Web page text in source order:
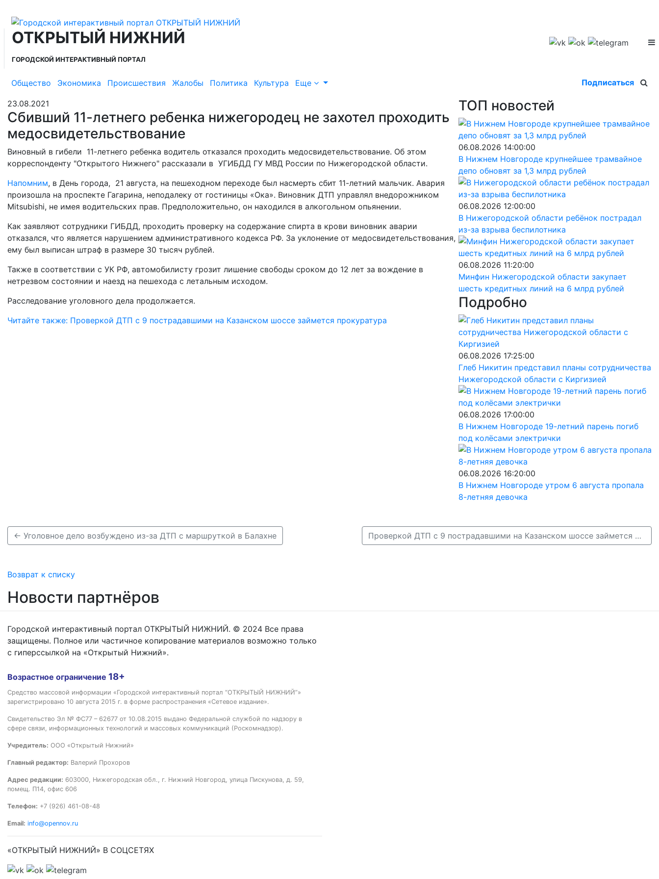
ОТКРЫТЫЙ НИЖНИЙ
ГОРОДСКОЙ ИНТЕРАКТИВНЫЙ ПОРТАЛ
Общество Экономика Происшествия Жалобы Политика Культура Еще Подписаться
23.08.2021
Сбивший 11-летнего ребенка нижегородец не захотел проходить
медосвидетельствование
Виновный в гибели 11-летнего ребенка водитель отказался проходить медосвидетельствование. Об этом
корреспонденту "Открытого Нижнего" рассказали в УГИБДД ГУ МВД России по Нижегородской области.
Напомним, в День города, 21 августа, на пешеходном переходе был насмерть сбит 11-летний мальчик. Авария
произошла на проспекте Гагарина, неподалеку от гостиницы «Ока». Виновник ДТП управлял внедорожником
Mitsubishi, не имея водительских прав. Предположительно, он находился в алкогольном опьянении.
Как заявляют сотрудники ГИБДД, проходить проверку на содержание спирта в крови виновник аварии
отказался, что является нарушением административного кодекса РФ. За уклонение от медосвидетельствования,
ему был выписан штраф в размере 30 тысяч рублей.
Также в соответствии с УК РФ, автомобилисту грозит лишение свободы сроком до 12 лет за вождение в
нетрезвом состоянии и наезд на пешехода с летальным исходом.
Расследование уголовного дела продолжается.
Читайте также: Проверкой ДТП с 9 пострадавшими на Казанском шоссе займется прокуратура
ТОП новостей
06.08.2026 14:00:00
В Нижнем Новгороде крупнейшее трамвайное
депо обновят за 1,3 млрд рублей
06.08.2026 12:00:00
В Нижегородской области ребёнок пострадал
из-за взрыва беспилотника
06.08.2026 11:20:00
Минфин Нижегородской области закупает
шесть кредитных линий на 6 млрд рублей
Подробно
06.08.2026 17:25:00
Глеб Никитин представил планы сотрудничества
Нижегородской области с Киргизией
06.08.2026 17:00:00
В Нижнем Новгороде 19-летний парень погиб
под колёсами электрички
06.08.2026 16:20:00
В Нижнем Новгороде утром 6 августа пропала
8-летняя девочка
← Уголовное дело возбуждено из-за ДТП с маршруткой в Балахне Проверкой ДТП с 9 пострадавшими на Казанском шоссе займется прокуратура →
Возврат к списку
Новости партнёров
Городской интерактивный портал ОТКРЫТЫЙ НИЖНИЙ. © 2024 Все права
защищены. Полное или частичное копирование материалов возможно только
с гиперссылкой на «Открытый Нижний».
Возрастное ограничение 18+
Средство массовой информации «Городской интерактивный портал “ОТКРЫТЫЙ НИЖНИЙ”»
зарегистрировано 10 августа 2015 г. в форме распространения «Сетевое издание».
Свидетельство Эл № ФС77 – 62677 от 10.08.2015 выдано Федеральной службой по надзору в
сфере связи, информационных технологий и массовых коммуникаций (Роскомнадзор).
Учредитель: ООО «Открытый Нижний»
Главный редактор: Валерий Прохоров
Адрес редакции: 603000, Нижегородская обл., г. Нижний Новгород, улица Пискунова, д. 59,
помещ. П14, офис 606
Телефон: +7 (926) 461-08-48
Email: info@opennov.ru
«ОТКРЫТЫЙ НИЖНИЙ» В СОЦСЕТЯХ